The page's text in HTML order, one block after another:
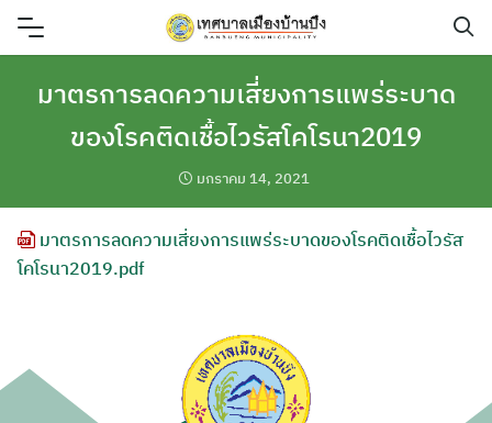
Skip
มาตรการลดความเสี่ยงการแพร่ระบาด
ของโรคติดเชื้อไวรัสโคโรนา2019
มกราคม 14, 2021
มาตรการลดความเสี่ยงการแพร่ระบาดของโรคติดเชื้อไวรัส
โคโรนา2019.pdf